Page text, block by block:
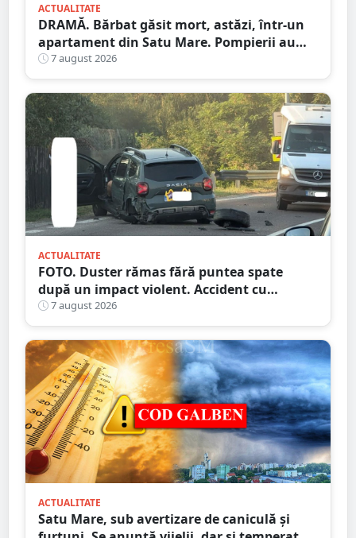
ACTUALITATE
DRAMĂ. Bărbat găsit mort, astăzi, într-un
apartament din Satu Mare. Pompierii au
spart ușa
7 august 2026
ACTUALITATE
FOTO. Duster rămas fără puntea spate
după un impact violent. Accident cu
implicarea unei mașini din Satu Mare
7 august 2026
ACTUALITATE
Satu Mare, sub avertizare de caniculă și